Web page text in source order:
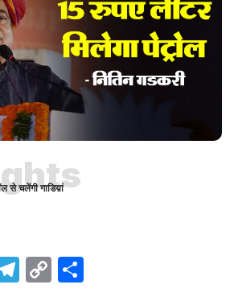
से चलेंगी गाडिय़ां
Telegram
Copy